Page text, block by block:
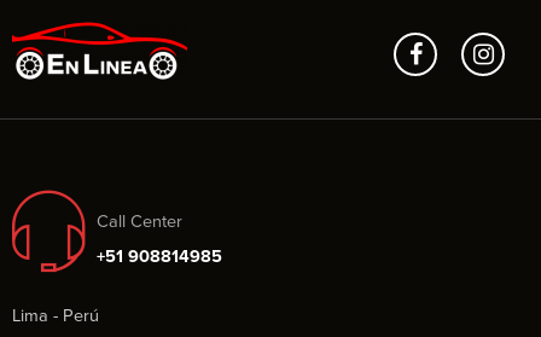
Call Center
+51 908814985
Lima - Perú